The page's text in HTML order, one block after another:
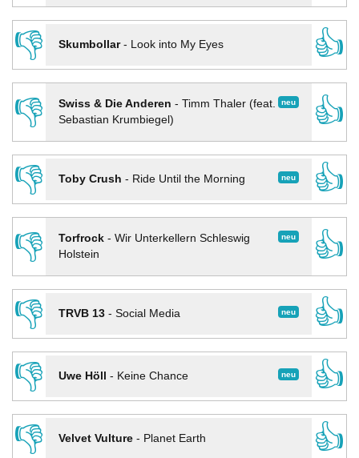
👎
Skumbollar- Look into My Eyes
👍
👎
neu
Swiss & Die Anderen - Timm Thaler (feat.
Sebastian Krumbiegel)
👍
👎
neu
Toby Crush - Ride Until the Morning
👍
👎
neu
Torfrock- Wir Unterkellern Schleswig
Holstein
👍
👎
neu
TRVB 13- Social Media
👍
👎
neu
Uwe Höll - Keine Chance
👍
👎
Velvet Vulture- Planet Earth
👍